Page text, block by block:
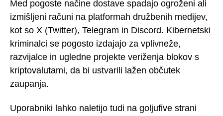
Med pogoste načine dostave spadajo ogroženi ali
izmišljeni računi na platformah družbenih medijev,
kot so X (Twitter), Telegram in Discord. Kibernetski
kriminalci se pogosto izdajajo za vplivneže,
razvijalce in ugledne projekte veriženja blokov s
kriptovalutami, da bi ustvarili lažen občutek
zaupanja.
Uporabniki lahko naletijo tudi na goljufive strani